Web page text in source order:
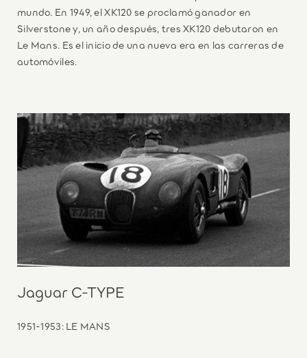
mundo. En 1949, el XK120 se proclamó ganador en
Silverstone y, un año después, tres XK120 debutaron en
Le Mans. Es el inicio de una nueva era en las carreras de
automóviles.
Jaguar C-TYPE
1951-1953: LE MANS